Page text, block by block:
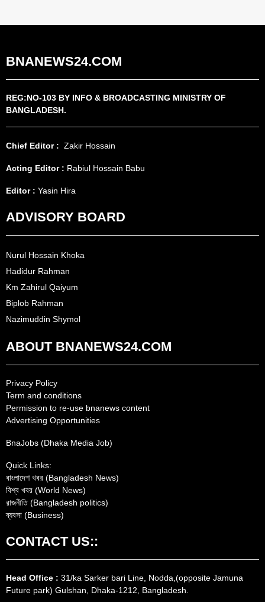
BNANEWS24.COM
REG:NO-103 BY INFO & BROADCASTING MINISTRY OF
BANGLADESH.
Chief Editor : Zakir Hossain
Acting Editor : Rabiul Hossain Babu
Editor : Yasin Hira
ADVISORY BOARD
Nurul Hossain Khoka
Hadidur Rahman
Km Zahirul Qaiyum
Biplob Rahman
Nazimuddin Shymol
ABOUT BNANEWS24.COM
Privacy Policy
Term and conditions
Permission to re-use bnanews content
Advertising Opportunities
BnaJobs (Dhaka Media Job)
Quick Links:
বাংলাদেশ খবর (Bangladesh News)
বিশ্ব খবর (World News)
রাজনীতি (Bangladesh politics)
ব্যবসা (Business)
CONTACT US::
Head Office : 31/ka Sarker bari Line, Nodda,(opposite Jamuna
Future park) Gulshan, Dhaka-1212, Bangladesh.